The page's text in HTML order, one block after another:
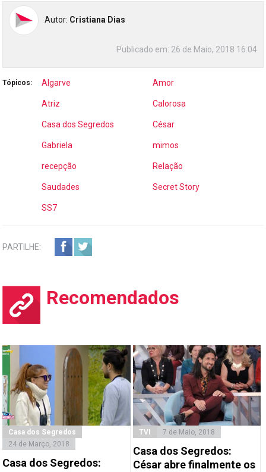
Autor: Cristiana Dias
Publicado em: 26 de Maio, 2018 16:04
Tópicos: Algarve Amor
Atriz Calorosa
Casa dos Segredos César
Gabriela mimos
recepção Relação
Saudades Secret Story
SS7
PARTILHE:
Recomendados
Casa dos Segredos
24 de Março, 2018
Casa dos Segredos:
TVI 7 de Maio, 2018
Casa dos Segredos:
César abre finalmente os